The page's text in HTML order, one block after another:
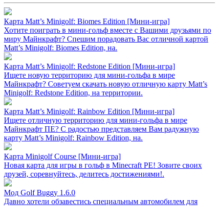
Карта Matt’s Minigolf: Biomes Edition [Mини-игра]
Хотите поиграть в мини-гольф вместе с Вашими друзьями по
миру Майнкрафт? Спешим порадовать Вас отличной картой
Matt’s Minigolf: Biomes Edition, на.
Карта Matt’s Minigolf: Redstone Edition [Mини-игра]
Ищете новую территорию для мини-гольфа в мире
Майнкрафт? Советуем скачать новую отличную карту Matt’s
Minigolf: Redstone Edition, на территории.
Карта Matt’s Minigolf: Rainbow Edition [Mини-игра]
Ищете отличную территорию для мини-гольфа в мире
Майнкрафт ПЕ? С радостью представляем Вам радужную
карту Matt’s Minigolf: Rainbow Edition, на.
Карта Minigolf Course [Мини-игра]
Новая карта для игры в гольф в Minecraft PE! Зовите своих
друзей, соревнуйтесь, делитесь достижениями!.
Мод Golf Buggy 1.6.0
Давно хотели обзавестись специальным автомобилем для